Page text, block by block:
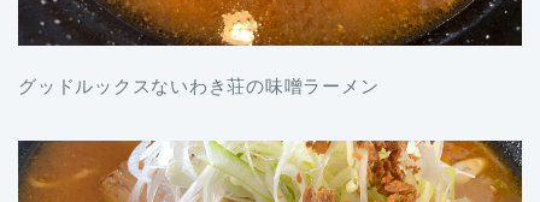
グッドルックスないわき荘の味噌ラーメン